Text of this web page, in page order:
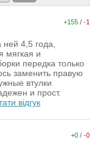
+155 / -1
4,5 года,
мягкая и
передка только
заменить правую
втулки
и прост.
відгук
+0 / -0